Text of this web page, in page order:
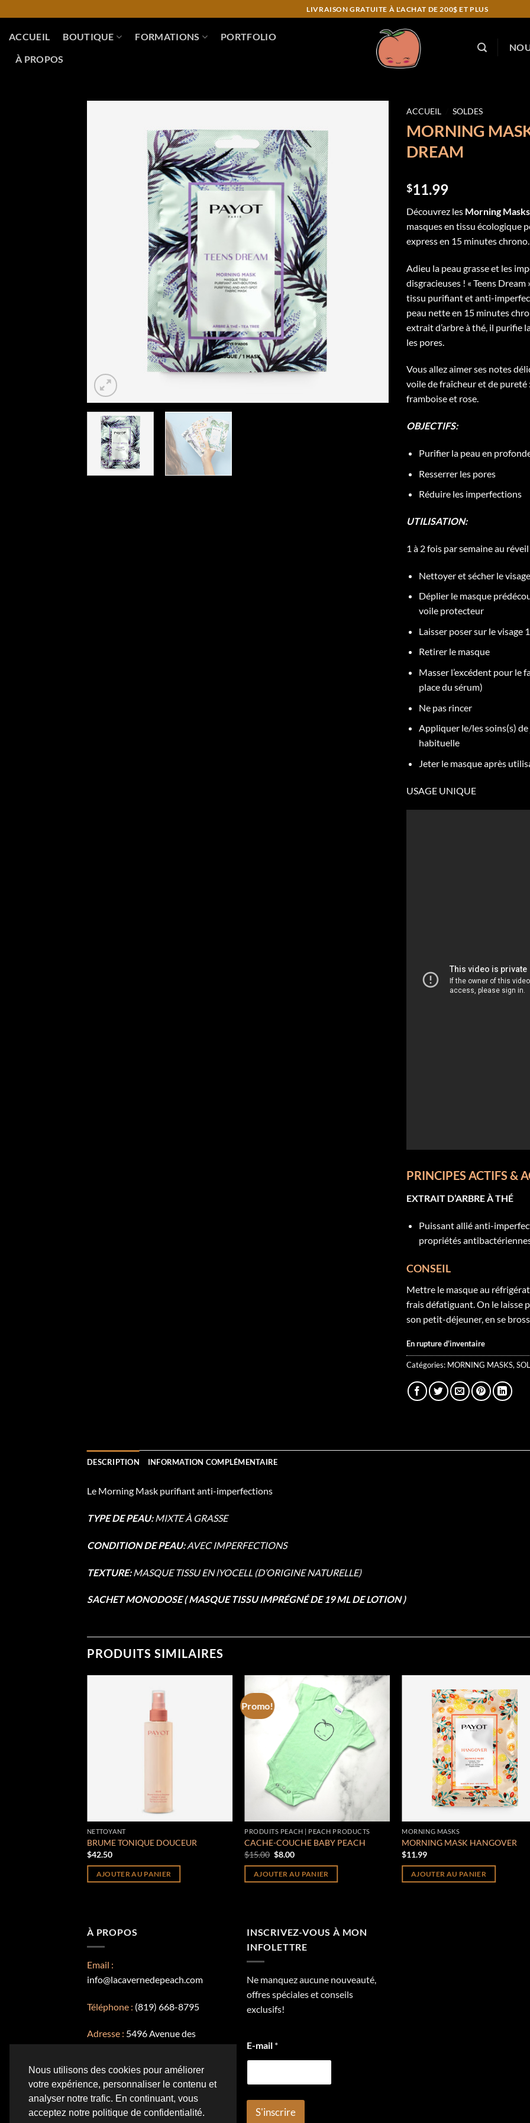
to
content
LIVRAISON GRATUITE À L'ACHAT DE 200$ ET PLUS
ACCUEIL BOUTIQUE FORMATIONS
PORTFOLIO
À PROPOS
ACCUEIL SOLDES
MORNING
DREAM
$11.99
Découvrez les Morning
masques en tissu écologique
express en 15 minutes chrono.
Adieu la peau grasse et les
disgracieuses ! « Teens Dream
tissu purifiant et anti-
peau nette en 15 minutes
extrait d’arbre à thé, il purifie
les pores.
Vous allez aimer ses notes
voile de fraîcheur et de pureté
framboise et rose.
OBJECTIFS:
Purifier la peau en
Resserrer les pores
Réduire les imperfections
UTILISATION:
1 à 2 fois par semaine au réveil
Nettoyer et sécher le visage
Déplier le masque
voile protecteur
Laisser poser sur le visage
Retirer le masque
Masser l’excédent pour le
place du sérum)
Ne pas rincer
Appliquer le/les soins(s)
habituelle
Jeter le masque après
USAGE UNIQUE
PRINCIPES ACTIFS &
EXTRAIT D’ARBRE À THÉ
Puissant allié anti-
propriétés
CONSEIL
Mettre le masque au
frais défatiguant. On le laisse
son petit-déjeuner, en se
En rupture d'inventaire
Catégories: MORNING MASKS,
DESCRIPTION INFORMATION COMPLÉMENTAIRE
Le Morning Mask purifiant anti-imperfections
TYPE DE PEAU: MIXTE À GRASSE
CONDITION DE PEAU:AVEC IMPERFECTIONS
TEXTURE:MASQUE TISSU EN lYOCELL (D’ORIGINE NATURELLE)
SACHET MONODOSE ( MASQUE TISSU IMPRÉGNÉ DE 19 ML DE LOTION )
PRODUITS SIMILAIRES
NETTOYANT
BRUME TONIQUE DOUCEUR
$42.50
AJOUTER AU PANIER
Promo!
wishlist
PRODUITS PEACH | PEACH PRODUCTS
CACHE-COUCHE BABY PEACH
$15.00 Le
initial
était :
$8.00Le
actuel
est :
AJOUTER AU PANIER
MORNING MASKS
MORNING MASK HANGOVER
$11.99
AJOUTER AU PANIER
À PROPOS
Email :
info@lacavernedepeach.com
Téléphone : (819) 668-8795
Adresse : 5496 Avenue des
INSCRIVEZ-VOUS À MON
INFOLETTRE
Ne manquez aucune nouveauté,
offres spéciales et conseils
exclusifs!
E-mail *
S'inscrire
Nous utilisons des cookies pour améliorer
votre expérience, personnaliser le contenu et
analyser notre trafic. En continuant, vous
acceptez notre politique de confidentialité.